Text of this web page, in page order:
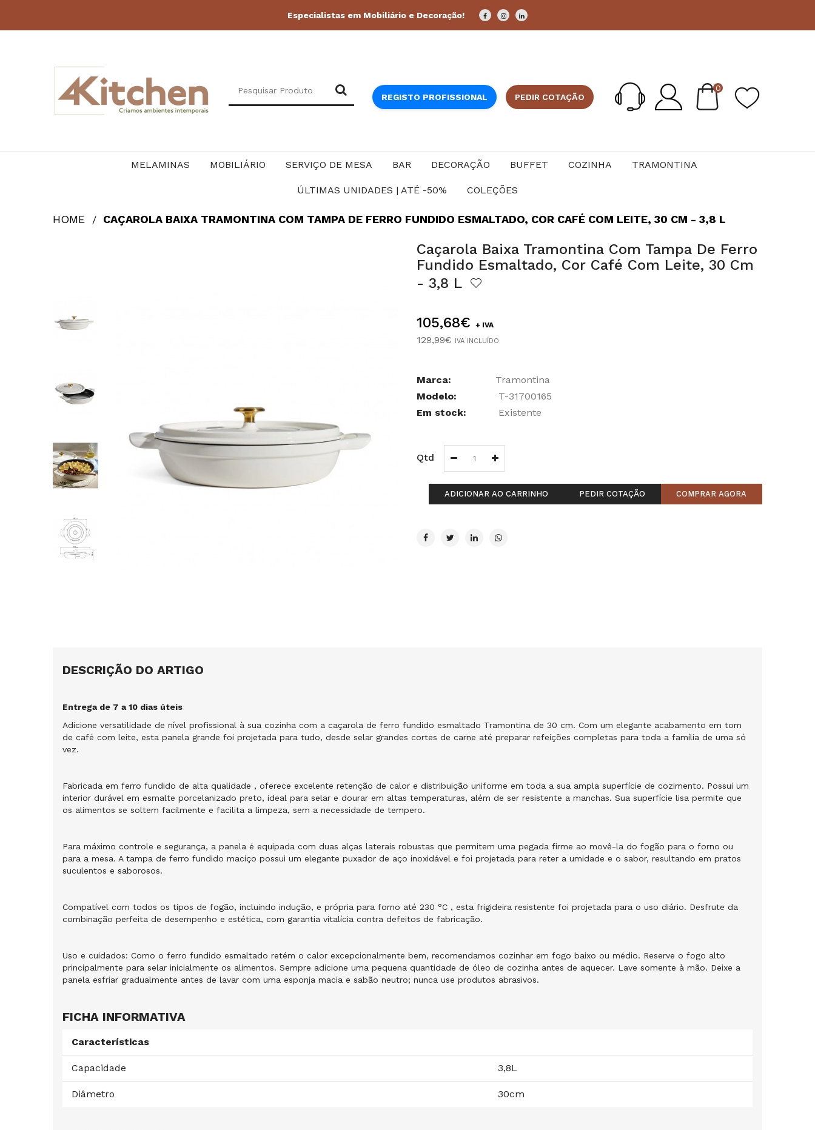
Especialistas em Mobiliário e Decoração!
REGISTO PROFISSIONAL PEDIR COTAÇÃO
0
MELAMINAS MOBILIÁRIO SERVIÇO DE MESA BAR DECORAÇÃO BUFFET COZINHA TRAMONTINA
ÚLTIMAS UNIDADES | ATÉ -50% COLEÇÕES
HOME CAÇAROLA BAIXA TRAMONTINA COM TAMPA DE FERRO FUNDIDO ESMALTADO, COR CAFÉ COM LEITE, 30 CM - 3,8 L
Caçarola Baixa Tramontina Com Tampa De Ferro
Fundido Esmaltado, Cor Café Com Leite, 30 Cm
- 3,8 L
105,68€ + IVA
129,99€ IVA INCLUÍDO
Marca:
Tramontina
Modelo:
T-31700165
Em stock:
Existente
Qtd
ADICIONAR AO CARRINHO PEDIR COTAÇÃO COMPRAR AGORA
DESCRIÇÃO DO ARTIGO
Entrega de 7 a 10 dias úteis
Adicione versatilidade de nível profissional à sua cozinha com a caçarola de ferro fundido esmaltado Tramontina de 30 cm. Com um elegante acabamento em tom
de café com leite, esta panela grande foi projetada para tudo, desde selar grandes cortes de carne até preparar refeições completas para toda a família de uma só
vez.
Fabricada em ferro fundido de alta qualidade , oferece excelente retenção de calor e distribuição uniforme em toda a sua ampla superfície de cozimento. Possui um
interior durável em esmalte porcelanizado preto, ideal para selar e dourar em altas temperaturas, além de ser resistente a manchas. Sua superfície lisa permite que
os alimentos se soltem facilmente e facilita a limpeza, sem a necessidade de tempero.
Para máximo controle e segurança, a panela é equipada com duas alças laterais robustas que permitem uma pegada firme ao movê-la do fogão para o forno ou
para a mesa. A tampa de ferro fundido maciço possui um elegante puxador de aço inoxidável e foi projetada para reter a umidade e o sabor, resultando em pratos
suculentos e saborosos.
Compatível com todos os tipos de fogão, incluindo indução, e própria para forno até 230 °C , esta frigideira resistente foi projetada para o uso diário. Desfrute da
combinação perfeita de desempenho e estética, com garantia vitalícia contra defeitos de fabricação.
Uso e cuidados: Como o ferro fundido esmaltado retém o calor excepcionalmente bem, recomendamos cozinhar em fogo baixo ou médio. Reserve o fogo alto
principalmente para selar inicialmente os alimentos. Sempre adicione uma pequena quantidade de óleo de cozinha antes de aquecer. Lave somente à mão. Deixe a
panela esfriar gradualmente antes de lavar com uma esponja macia e sabão neutro; nunca use produtos abrasivos.
FICHA INFORMATIVA
Características
Capacidade 3,8L
Diâmetro 30cm